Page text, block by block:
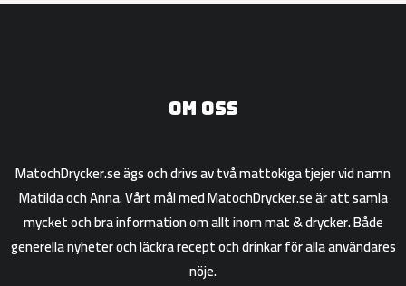
Om oss
MatochDrycker.se ägs och drivs av två mattokiga tjejer vid namn
Matilda och Anna. Vårt mål med MatochDrycker.se är att samla
mycket och bra information om allt inom mat & drycker. Både
generella nyheter och läckra recept och drinkar för alla användares
nöje.